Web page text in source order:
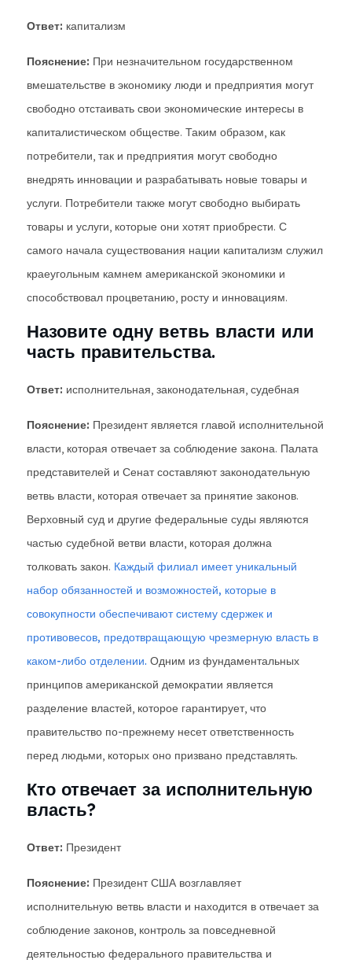
Ответ: капитализм
Пояснение: При незначительном государственном
вмешательстве в экономику люди и предприятия могут
свободно отстаивать свои экономические интересы в
капиталистическом обществе. Таким образом, как
потребители, так и предприятия могут свободно
внедрять инновации и разрабатывать новые товары и
услуги. Потребители также могут свободно выбирать
товары и услуги, которые они хотят приобрести. С
самого начала существования нации капитализм служил
краеугольным камнем американской экономики и
способствовал процветанию, росту и инновациям.
Назовите одну ветвь власти или
часть правительства.
Ответ: исполнительная, законодательная, судебная
Пояснение: Президент является главой исполнительной
власти, которая отвечает за соблюдение закона. Палата
представителей и Сенат составляют законодательную
ветвь власти, которая отвечает за принятие законов.
Верховный суд и другие федеральные суды являются
частью судебной ветви власти, которая должна
толковать закон. Каждый филиал имеет уникальный
набор обязанностей и возможностей, которые в
совокупности обеспечивают систему сдержек и
противовесов, предотвращающую чрезмерную власть в
каком-либо отделении. Одним из фундаментальных
принципов американской демократии является
разделение властей, которое гарантирует, что
правительство по-прежнему несет ответственность
перед людьми, которых оно призвано представлять.
Кто отвечает за исполнительную
власть?
Ответ: Президент
Пояснение: Президент США возглавляет
исполнительную ветвь власти и находится в отвечает за
соблюдение законов, контроль за повседневной
деятельностью федерального правительства и